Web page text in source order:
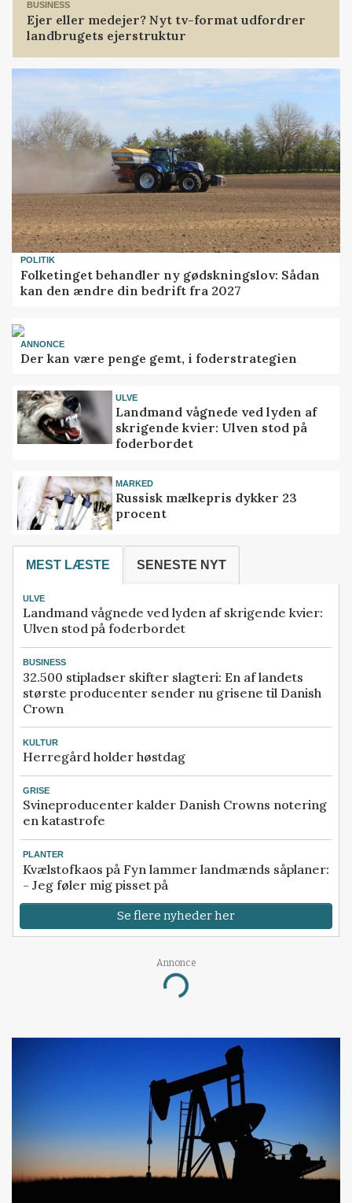
BUSINESS
Ejer eller medejer? Nyt tv-format udfordrer
landbrugets ejerstruktur
POLITIK
Folketinget behandler ny gødskningslov: Sådan
kan den ændre din bedrift fra 2027
ANNONCE
Der kan være penge gemt, i foderstrategien
ULVE
Landmand vågnede ved lyden af
skrigende kvier: Ulven stod på
foderbordet
MARKED
Russisk mælkepris dykker 23
procent
MEST LÆSTE SENESTE NYT
ULVE
Landmand vågnede ved lyden af skrigende kvier:
Ulven stod på foderbordet
BUSINESS
32.500 stipladser skifter slagteri: En af landets
største producenter sender nu grisene til Danish
Crown
KULTUR
Herregård holder høstdag
GRISE
Svineproducenter kalder Danish Crowns notering
en katastrofe
PLANTER
Kvælstofkaos på Fyn lammer landmænds såplaner:
- Jeg føler mig pisset på
Se flere nyheder her
Annonce
Loading...